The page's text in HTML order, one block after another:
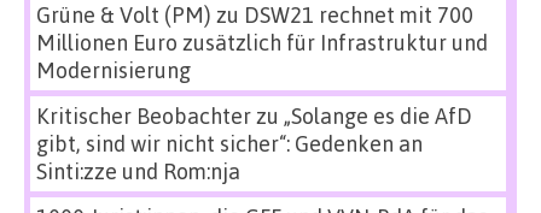
Grüne & Volt (PM) zu DSW21 rechnet mit 700
Millionen Euro zusätzlich für Infrastruktur und
Modernisierung
Kritischer Beobachterzu „Solange es die AfD
gibt, sind wir nicht sicher“: Gedenken an
Sinti:zze und Rom:nja